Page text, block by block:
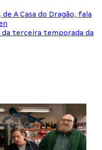
A Casa do Dragão, fala
da terceira temporada da